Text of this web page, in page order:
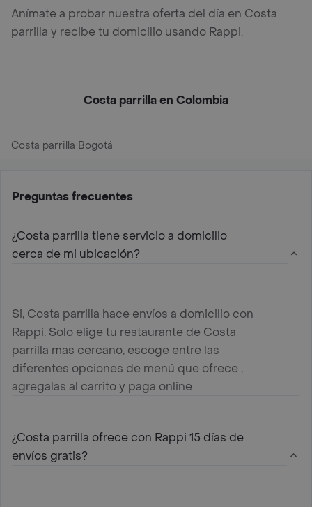
Anímate a probar nuestra oferta del día en Costa
parrilla y recibe tu domicilio usando Rappi.
Costa parrilla en Colombia
Costa parrilla Bogotá
Preguntas frecuentes
¿Costa parrilla tiene servicio a domicilio
cerca de mi ubicación?
Si, Costa parrilla hace envíos a domicilio con
Rappi. Solo elige tu restaurante de Costa
parrilla mas cercano, escoge entre las
diferentes opciones de menú que ofrece ,
agregalas al carrito y paga online
¿Costa parrilla ofrece con Rappi 15 días de
envíos gratis?